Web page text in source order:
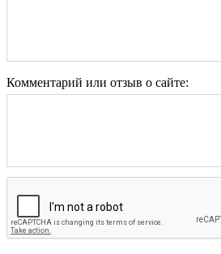
Комментарий или отзыв о сайте: